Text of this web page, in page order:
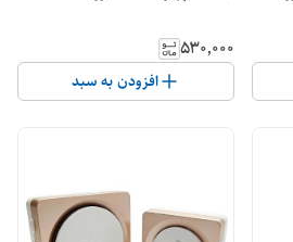
۵۳۰٬۰۰۰
افزودن به سبد